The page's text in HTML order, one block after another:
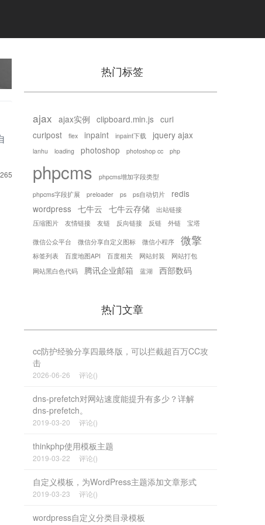
热门标签
ajax ajax实例 clipboard.min.js curl
curlpost
flex inpaint inpaint下载 jquery ajax
lanhu loading photoshop photoshop cc php
phpcms
phpcms增加字段类型
phpcms字段扩展
preloader ps ps自动切片
redis
wordpress 七牛云 七牛云存储
出站链接
压缩图片
友情链接 友链 反向链接 反链 外链 宝塔
微信公众平台 微信分享自定义图标 微信小程序 微擎
标签列表 百度地图API 百度相关 网站封装
网站打包
网站黑白色代码
腾讯企业邮箱 蓝湖 西部数码
热门文章
cc防护经验分享四最终版，可以拦截超百万CC攻
击
2026-06-26 评论()
dns-prefetch对网站速度能提升有多少？详解
dns-prefetch。
2019-03-20 评论()
thinkphp使用模板主题
2019-03-22 评论()
自定义模板，为WordPress主题添加文章形式
2019-03-23 评论()
wordpress自定义分类目录模板